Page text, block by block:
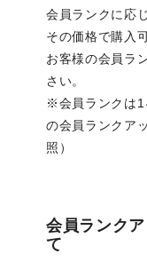
会員ランクに応
その価格で購入
お客様の会員ラ
さい。
※会員ランクは1
の会員ランクア
照）
会員ランク
て